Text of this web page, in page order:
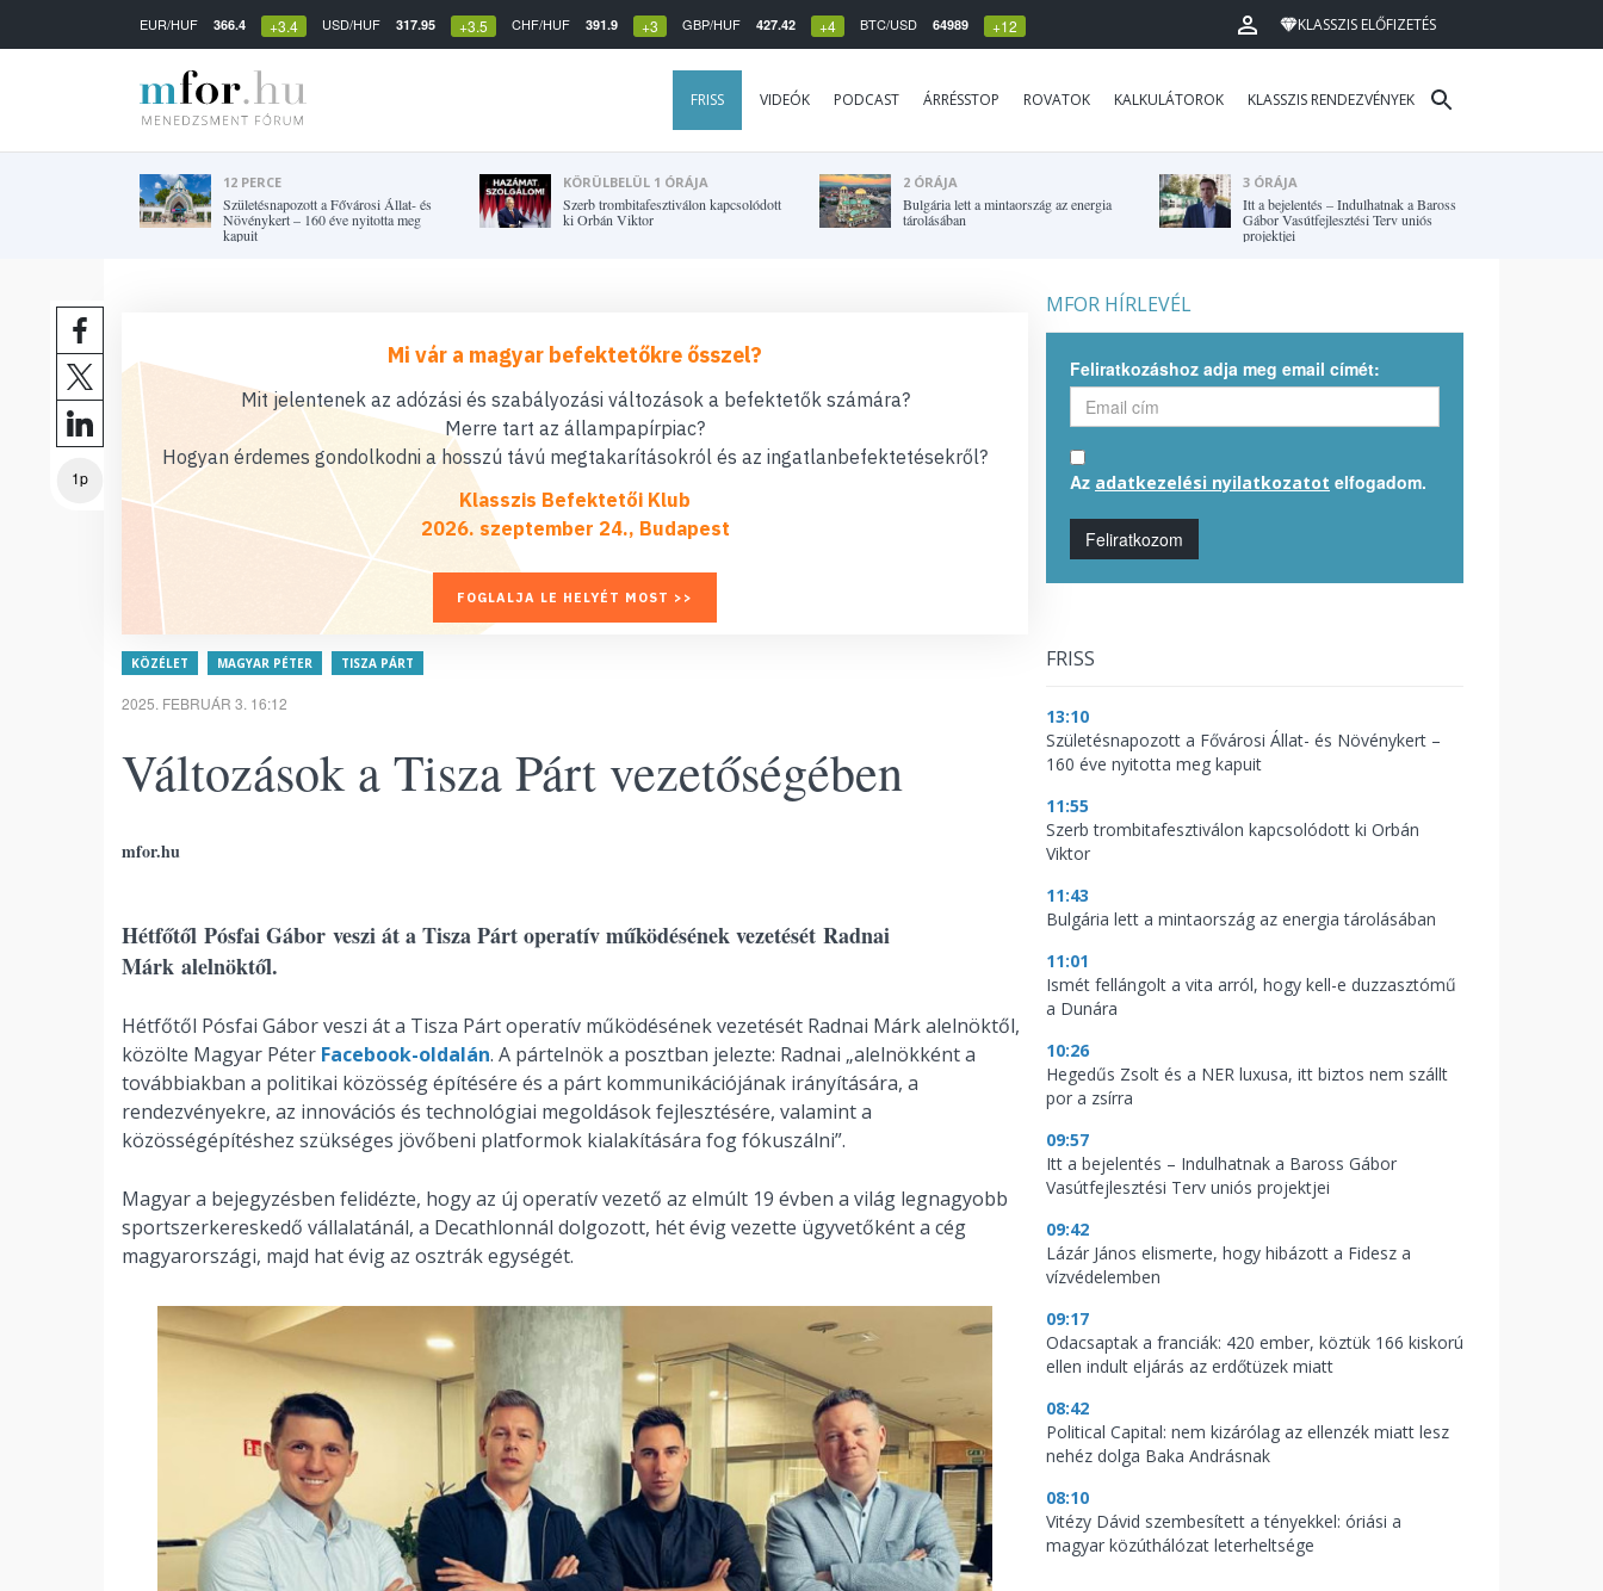
EUR/HUF 366.4 +3.4 USD/HUF 317.95 +3.5 CHF/HUF 391.9 +3 GBP/HUF 427.42 +4 BTC/USD 64989 +12 KLASSZIS ELŐFIZETÉS
FRISS VIDEÓK PODCAST ÁRRÉSSTOP ROVATOK KALKULÁTOROK KLASSZIS RENDEZVÉNYEK
12 PERCE
Születésnapozott a Fővárosi Állat- és
Növénykert – 160 éve nyitotta meg
kapuit
KÖRÜLBELÜL 1 ÓRÁJA
Szerb trombitafesztiválon kapcsolódott
ki Orbán Viktor
2 ÓRÁJA
Bulgária lett a mintaország az energia
tárolásában
3 ÓRÁJA
Itt a bejelentés – Indulhatnak a Baross
Gábor Vasútfejlesztési Terv uniós
projektjei
1p
Mi vár a magyar befektetőkre ősszel?
Mit jelentenek az adózási és szabályozási változások a befektetők számára?
Merre tart az állampapírpiac?
Hogyan érdemes gondolkodni a hosszú távú megtakarításokról és az ingatlanbefektetésekről?
Klasszis Befektetői Klub
2026. szeptember 24., Budapest
FOGLALJA LE HELYÉT MOST >>
KÖZÉLET MAGYAR PÉTER TISZA PÁRT
2025. FEBRUÁR 3. 16:12
Változások a Tisza Párt vezetőségében
mfor.hu
Hétfőtől Pósfai Gábor veszi át a Tisza Párt operatív működésének vezetését Radnai
Márk alelnöktől.
Hétfőtől Pósfai Gábor veszi át a Tisza Párt operatív működésének vezetését Radnai Márk alelnöktől,
közölte Magyar Péter Facebook-oldalán. A pártelnök a posztban jelezte: Radnai „alelnökként a
továbbiakban a politikai közösség építésére és a párt kommunikációjának irányítására, a
rendezvényekre, az innovációs és technológiai megoldások fejlesztésére, valamint a
közösségépítéshez szükséges jövőbeni platformok kialakítására fog fókuszálni”.
Magyar a bejegyzésben felidézte, hogy az új operatív vezető az elmúlt 19 évben a világ legnagyobb
sportszerkereskedő vállalatánál, a Decathlonnál dolgozott, hét évig vezette ügyvetőként a cég
magyarországi, majd hat évig az osztrák egységét.
MFOR HÍRLEVÉL
Feliratkozáshoz adja meg email címét:
Az adatkezelési nyilatkozatot elfogadom.
Feliratkozom
FRISS
13:10
Születésnapozott a Fővárosi Állat- és Növénykert –
160 éve nyitotta meg kapuit
11:55
Szerb trombitafesztiválon kapcsolódott ki Orbán
Viktor
11:43
Bulgária lett a mintaország az energia tárolásában
11:01
Ismét fellángolt a vita arról, hogy kell-e duzzasztómű
a Dunára
10:26
Hegedűs Zsolt és a NER luxusa, itt biztos nem szállt
por a zsírra
09:57
Itt a bejelentés – Indulhatnak a Baross Gábor
Vasútfejlesztési Terv uniós projektjei
09:42
Lázár János elismerte, hogy hibázott a Fidesz a
vízvédelemben
09:17
Odacsaptak a franciák: 420 ember, köztük 166 kiskorú
ellen indult eljárás az erdőtüzek miatt
08:42
Political Capital: nem kizárólag az ellenzék miatt lesz
nehéz dolga Baka Andrásnak
08:10
Vitézy Dávid szembesített a tényekkel: óriási a
magyar közúthálózat leterheltsége